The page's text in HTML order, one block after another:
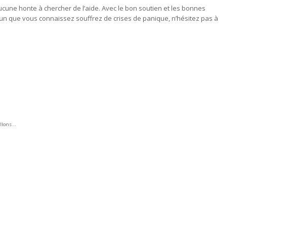
honte à chercher de l’aide. Avec le bon soutien et les bonnes
que vous connaissez souffrez de crises de panique, n’hésitez pas à